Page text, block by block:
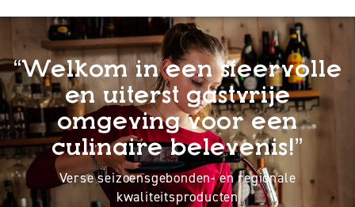
“Welkom in een sfeervolle
en uiterst gastvrije
omgeving voor een
culinaire belevenis!”
Verse seizoensgebonden- en regionale
kwaliteitsproducten